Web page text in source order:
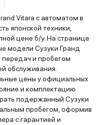
Vitara с автоматом в
японской техники,
цене б/у. На странице
модели Сузуки Гранд
передач и пробегом
обслуживания.
цены у официальных
и комплектацию
подержанный Сузуки
пробегом, оформив
с гарантией и